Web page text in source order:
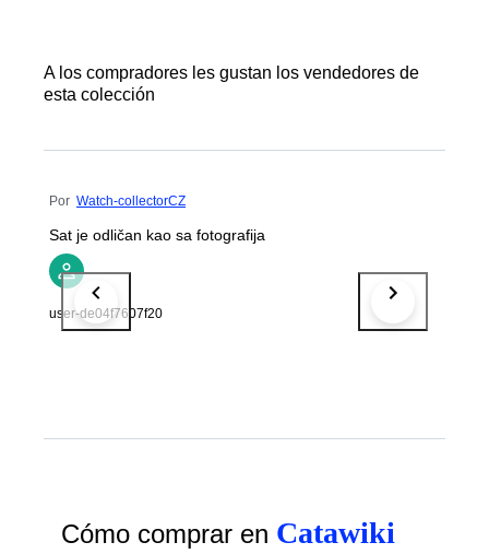
A los compradores les gustan los vendedores de
esta colección
Por Watch-collectorCZ
Sat je odličan kao sa fotografija
user-de04f7607f20
Cómo comprar en Catawiki